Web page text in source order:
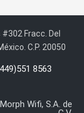
Fracc. Del
C.P. 20050
8563
Wifi, S.A. de